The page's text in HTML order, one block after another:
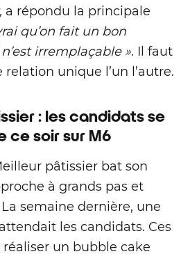
a répondu la principale
qu’on fait un bon
irremplaçable ». Il faut
relation unique l’un l’autre.
: les candidats se
ce soir sur M6
pâtissier bat son
à grands pas et
La semaine dernière, une
les candidats. Ces
un bubble cake